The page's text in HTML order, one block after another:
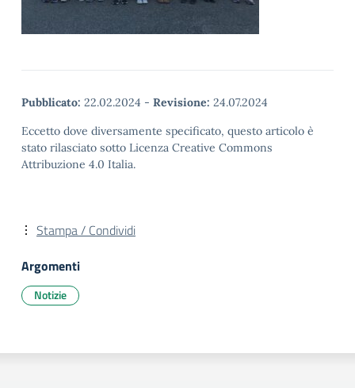
Pubblicato: 22.02.2024 - Revisione: 24.07.2024
Eccetto dove diversamente specificato, questo articolo è
stato rilasciato sotto Licenza Creative Commons
Attribuzione 4.0 Italia.
Stampa / Condividi
Argomenti
Notizie